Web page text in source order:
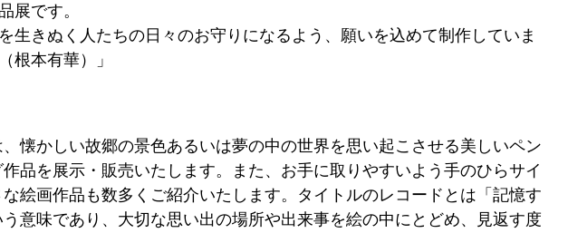
展です。
生きぬく人たちの日々のお守りになるよう、願いを込めて制作していま
根本有華）」
懐かしい故郷の景色あるいは夢の中の世界を思い起こさせる美しいペン
品を展示・販売いたします。また、お手に取りやすいよう手のひらサイ
な絵画作品も数多くご紹介いたします。タイトルのレコードとは「記憶す
う意味であり、大切な思い出の場所や出来事を絵の中にとどめ、見返す度